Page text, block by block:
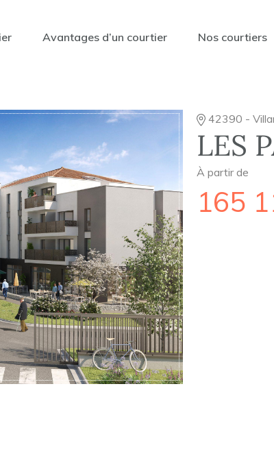
Avantages d’un courtier Nos courtiers
42390 -
LES
À partir de
165